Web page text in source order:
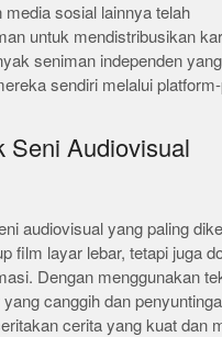
media sosial lainnya telah
untuk mendistribusikan
seniman independen
sendiri melalui
Seni Audiovisual
audiovisual yang paling
film layar lebar, tetapi juga
Dengan menggunakan
canggih dan
cerita yang kuat dan